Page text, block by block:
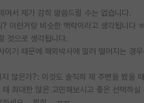
여서 제가 감히 말씀드릴 수는 없습니다.
이런거랑 비슷한 맥락이라고 생각됩니다
것으로 생각됩니다.
기 때문에 해외박사에 밀려 떨어지는 경
않은가?: 이것도 솔직히 제 주변을 봤을
대한 많은 고민해보시고 좋은 선택하실